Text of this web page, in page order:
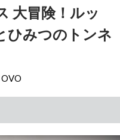
大冒険！ルッ
ひみつのトンネ